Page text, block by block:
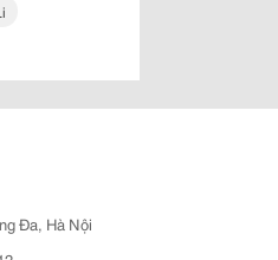
Đa, Hà Nội